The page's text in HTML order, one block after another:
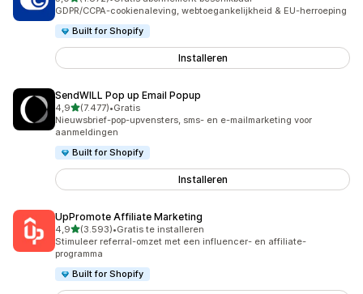
1872 recensies in totaal
GDPR/CCPA-cookienaleving, webtoegankelijkheid & EU-herroeping
Built for Shopify
Installeren
SendWILL Pop up Email Popup
4,9van 5 sterren
(7.477)
7477 recensies in totaal
•Gratis
Nieuwsbrief-pop-upvensters, sms- en e-mailmarketing voor
aanmeldingen
Built for Shopify
Installeren
UpPromote Affiliate Marketing
4,9van 5 sterren
(3.593)
3593 recensies in totaal
•Gratis te installeren
Stimuleer referral-omzet met een influencer- en affiliate-
programma
Built for Shopify